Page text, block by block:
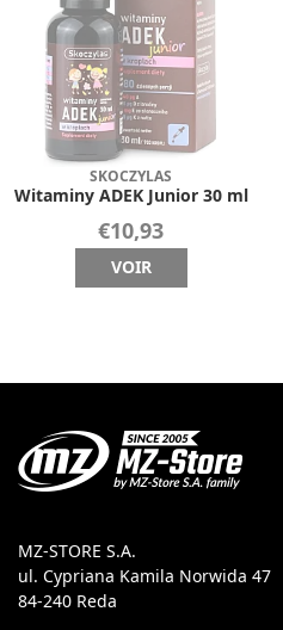
SKOCZYLAS
Witaminy ADEK Junior 30 ml
€10,93
VOIR
MZ-STORE S.A.
ul. Cypriana Kamila Norwida 47
84-240 Reda